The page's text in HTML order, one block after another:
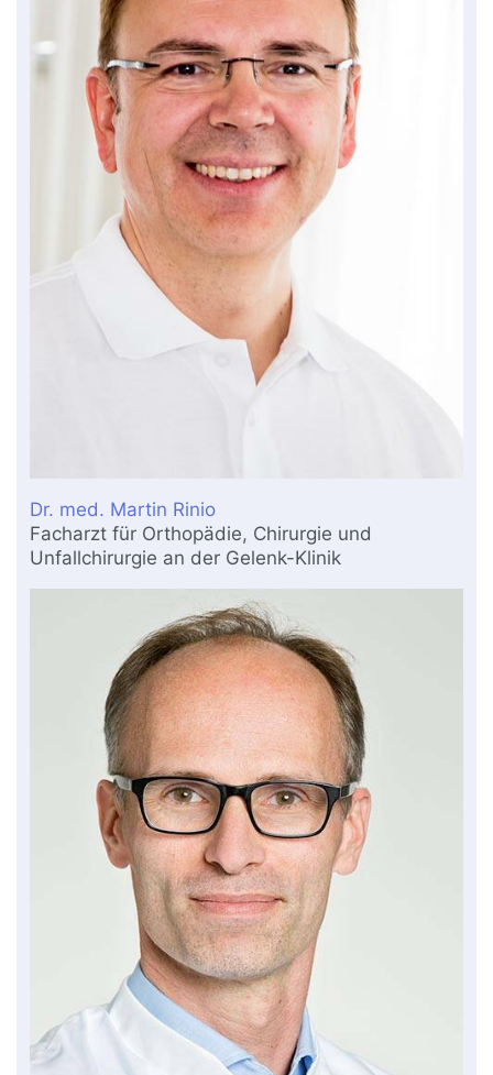
Dr. med. Martin Rinio
Facharzt für Orthopädie, Chirurgie und
Unfallchirurgie an der Gelenk-Klinik